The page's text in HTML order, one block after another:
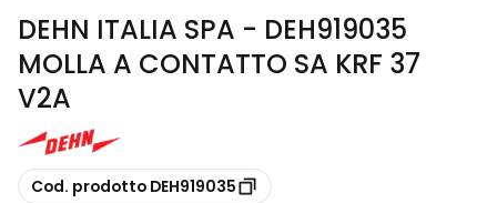
DEHN ITALIA SPA - DEH919035
MOLLA A CONTATTO SA KRF 37
V2A
copia
Cod. prodotto DEH919035